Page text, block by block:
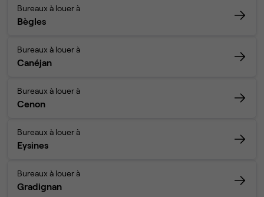
Bureaux à louer à
Bègles
Bureaux à louer à
Canéjan
Bureaux à louer à
Cenon
Bureaux à louer à
Eysines
Bureaux à louer à
Gradignan